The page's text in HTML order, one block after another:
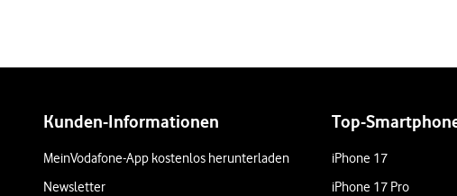
Kunden-Informationen
MeinVodafone-App kostenlos herunterladen
Newsletter
Top-
iPhone 17
iPhone 17 Pro